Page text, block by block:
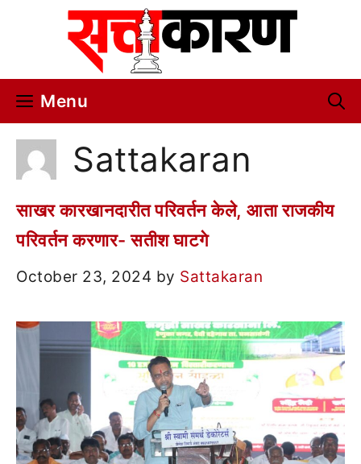
content
Menu
Sattakaran
साखर कारखानदारीत परिवर्तन केले, आता राजकीय
परिवर्तन करणार- सतीश घाटगे
October 23, 2024 by Sattakaran